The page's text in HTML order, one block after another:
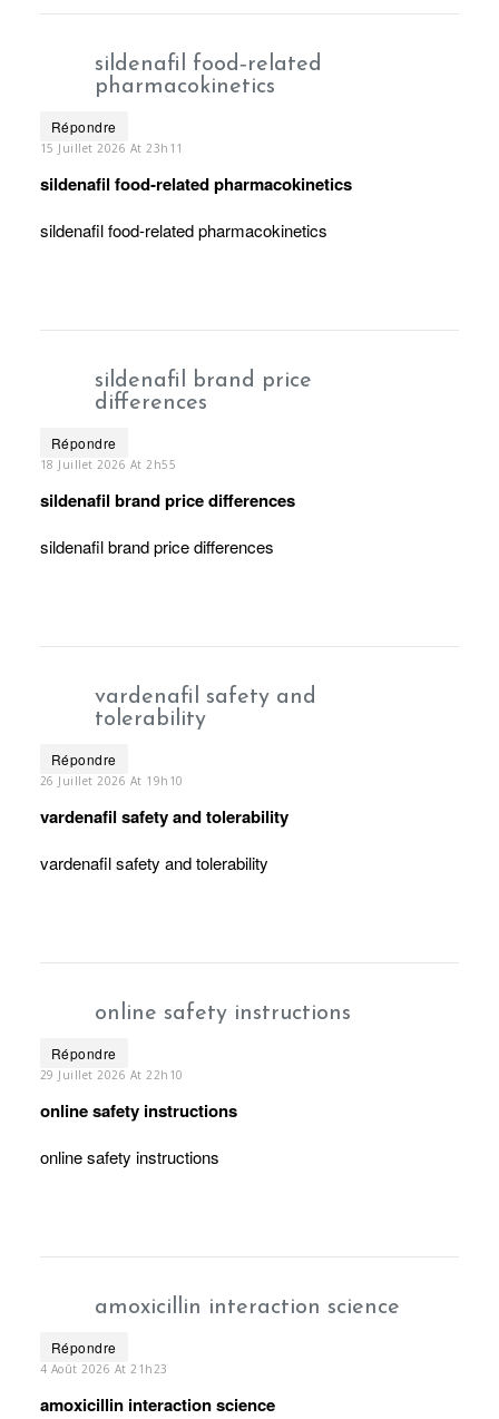
sildenafil food‑related
pharmacokinetics
Répondre
15 Juillet 2026 At 23h11
sildenafil food‑related pharmacokinetics
sildenafil food‑related pharmacokinetics
sildenafil brand price
differences
Répondre
18 Juillet 2026 At 2h55
sildenafil brand price differences
sildenafil brand price differences
vardenafil safety and
tolerability
Répondre
26 Juillet 2026 At 19h10
vardenafil safety and tolerability
vardenafil safety and tolerability
online safety instructions
Répondre
29 Juillet 2026 At 22h10
online safety instructions
online safety instructions
amoxicillin interaction science
Répondre
4 Août 2026 At 21h23
amoxicillin interaction science